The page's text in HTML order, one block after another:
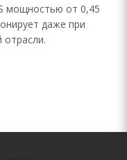
мощностью от 0,45
даже при
отрасли.